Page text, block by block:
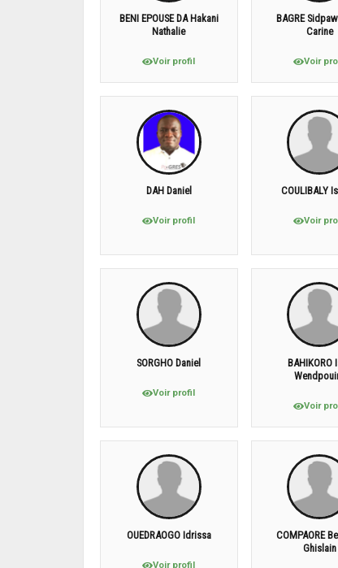
BENI EPOUSE DA Hakani
Nathalie
Voir profil
BAGRE
Carine
Voir
DAH Daniel
Voir profil
COULIBALY
Voir
SORGHO Daniel
Voir profil
BAHIKORO
Voir
OUEDRAOGO Idrissa
Voir profil
COMPAORE
Ghislain